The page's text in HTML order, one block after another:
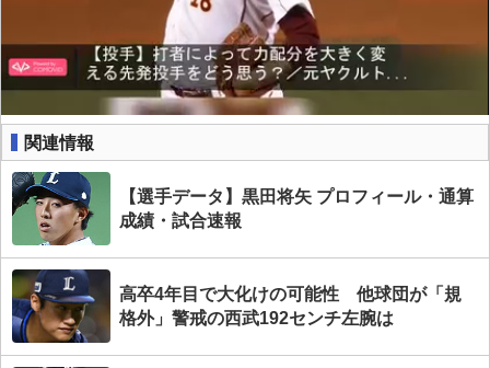
関連情報
【選手データ】黒田将矢 プロフィール・通算
成績・試合速報
高卒4年目で大化けの可能性 他球団が「規
格外」警戒の西武192センチ左腕は